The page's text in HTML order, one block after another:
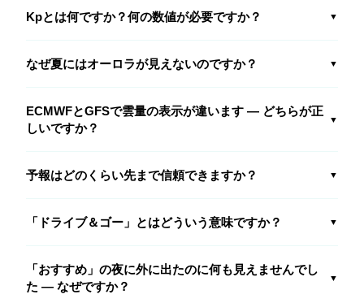
Kpとは何ですか？何の数値が必要ですか？ ▼
なぜ夏にはオーロラが見えないのですか？ ▼
ECMWFとGFSで雲量の表示が違います — どちらが正
しいですか？
▼
予報はどのくらい先まで信頼できますか？ ▼
「ドライブ＆ゴー」とはどういう意味ですか？ ▼
「おすすめ」の夜に外に出たのに何も見えませんでし
た — なぜですか？
▼